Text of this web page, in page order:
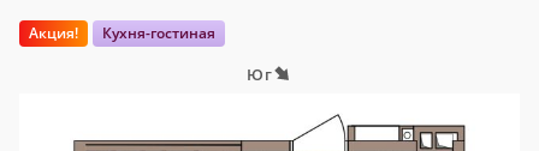
Акция! Кухня-гостиная
Юг